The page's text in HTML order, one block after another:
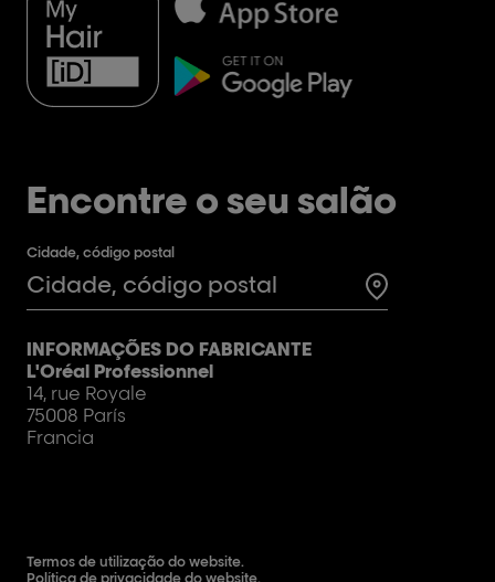
Encontre o seu salão
Cidade, código postal
Test
INFORMAÇÕES DO FABRICANTE
L'Oréal Professionnel
14, rue Royale
75008 París
Francia
Termos de utilização do website.
Política de privacidade do website.